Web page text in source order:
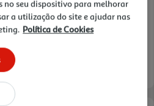
no seu dispositivo para melhorar
a utilização do site e ajudar nas
Política de Cookies